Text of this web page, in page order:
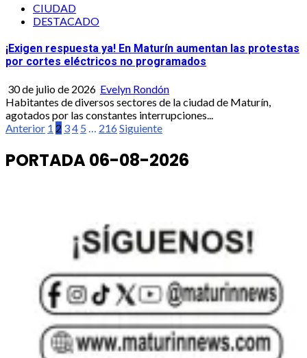
CIUDAD
DESTACADO
¡Exigen respuesta ya! En Maturín aumentan las protestas
por cortes eléctricos no programados
30 de julio de 2026 Evelyn Rondón
Habitantes de diversos sectores de la ciudad de Maturín,
agotados por las constantes interrupciones...
Paginación
de
Anterior 1 2 34 5 … 216Siguiente
PORTADA 06-08-2026